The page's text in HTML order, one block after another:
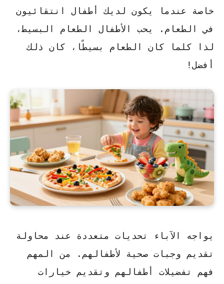
خاصة عندما يكون لديك أطفال انتقائيون
في الطعام. يحب الأطفال الطعام البسيط،
لذا كلما كان الطعام بسيطًا، كان ذلك
أفضل!
يواجه الآباء تحديات متعددة عند محاولة
تقديم وجبات صحية لأطفالهم. من المهم
فهم تفضيلات أطفالهم وتقديم خيارات